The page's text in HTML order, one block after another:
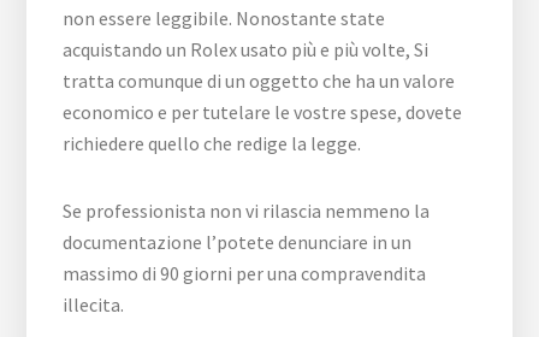
non essere leggibile. Nonostante state
acquistando un Rolex usato più e più volte, Si
tratta comunque di un oggetto che ha un valore
economico e per tutelare le vostre spese, dovete
richiedere quello che redige la legge.
Se professionista non vi rilascia nemmeno la
documentazione l’potete denunciare in un
massimo di 90 giorni per una compravendita
illecita.